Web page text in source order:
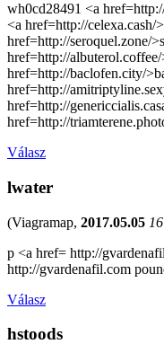
wh0cd28491 <a
<a href=http://celexa.cash/
href=http://seroquel.zone/
href=http://
href=http://baclofen.city/
href=http://
href=http://
href=http://
Válasz
lwater
(Viagramap, 2017.05.05
p <a href= http://
http://gvardenafil.com
Válasz
hstoods